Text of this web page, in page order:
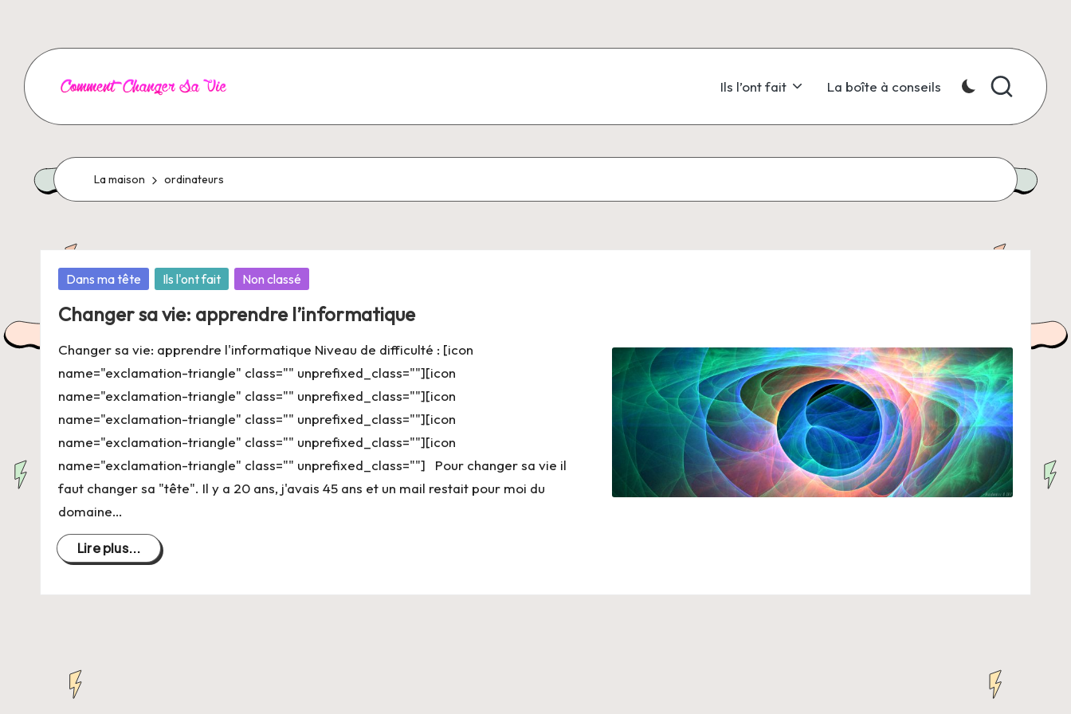
contenu
C
o
m
e
n
t
C
h
a
n
g
e
r
V
Ils l’ont fait La boîte à conseils
La maison ordinateurs
Posté
Dans ma tête Ils l'ont fait Non classé
Changer sa vie: apprendre l’informatique
Changer sa vie: apprendre l'informatique Niveau de difficulté : [icon
name="exclamation-triangle" class="" unprefixed_class=""][icon
name="exclamation-triangle" class="" unprefixed_class=""][icon
name="exclamation-triangle" class="" unprefixed_class=""][icon
name="exclamation-triangle" class="" unprefixed_class=""][icon
name="exclamation-triangle" class="" unprefixed_class=""] Pour changer sa vie il
faut changer sa "tête". Il y a 20 ans, j'avais 45 ans et un mail restait pour moi du
domaine…
Lire plus...